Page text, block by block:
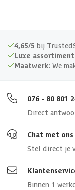
4,65/5 bij
Luxe assortiment
Maatwerk: We
076 - 80 801
Direct
Chat met ons
Stel direct je
Binnen 1